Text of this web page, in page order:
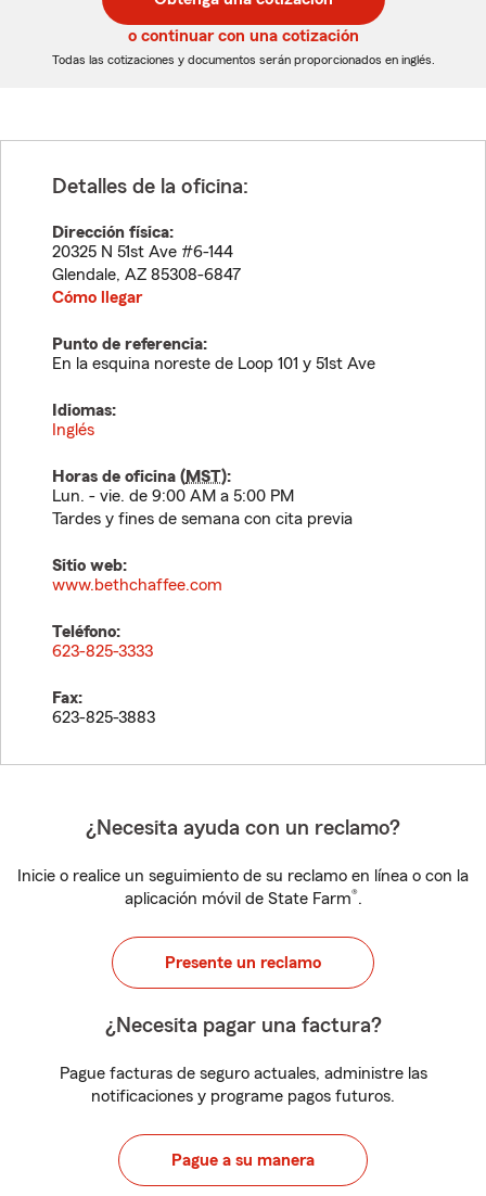
de
5
dígitos
de
5
dígitos
o continuar con una cotización
Todas las cotizaciones y documentos serán proporcionados en inglés.
Detalles de la oficina:
Dirección física:
20325 N 51st Ave #6-144
Glendale, AZ 85308-6847
Cómo llegar
Punto de referencia:
En la esquina noreste de Loop 101 y 51st Ave
Idiomas:
Inglés
Horas de oficina (MST):
Lun. - vie. de 9:00 AM a 5:00 PM
Tardes y fines de semana con cita previa
Sitio web:
www.bethchaffee.com
Teléfono:
623-825-3333
Fax:
623-825-3883
¿Necesita ayuda con un reclamo?
Inicie o realice un seguimiento de su reclamo en línea o con la
aplicación móvil de State Farm®.
Presente un reclamo
¿Necesita pagar una factura?
Pague facturas de seguro actuales, administre las
notificaciones y programe pagos futuros.
Pague a su manera